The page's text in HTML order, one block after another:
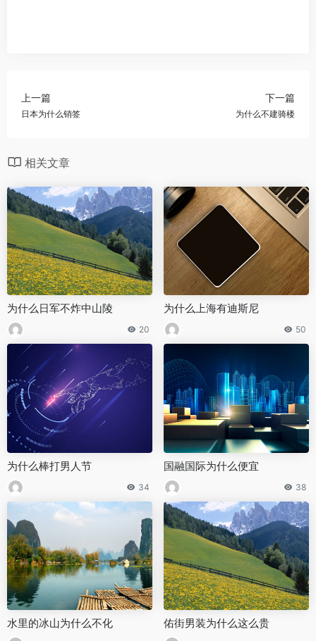
上一篇
日本为什么销签
下一篇
为什么不建骑楼
相关文章
为什么日军不炸中山陵
20
为什么上海有迪斯尼
50
为什么棒打男人节
34
国融国际为什么便宜
38
水里的冰山为什么不化 佑街男装为什么这么贵